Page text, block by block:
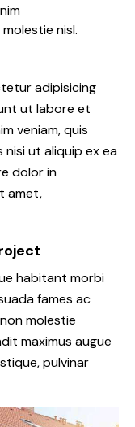
nisl.
adipisicing
ut labore et
veniam, quis
ut aliquip ex ea
dolor in
amet,
habitant morbi
fames ac
molestie
maximus augue
pulvinar